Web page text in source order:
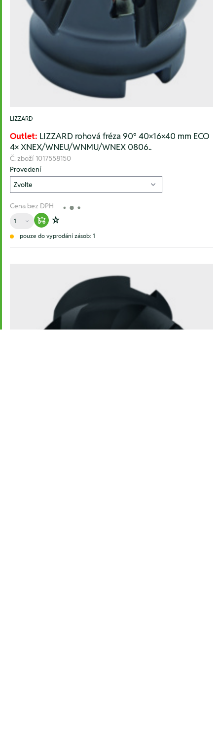
LIZZARD
Outlet: LIZZARD rohová fréza 90° 40×16×40 mm ECO
4× XNEX/WNEU/WNMU/WNEX 0806..
Č. zboží 1017558150
Provedení
Cena bez DPH
Množství
Warenkorb hinzufügen
Zur Wunschliste hinzufügen
pouze do vyprodání zásob: 1